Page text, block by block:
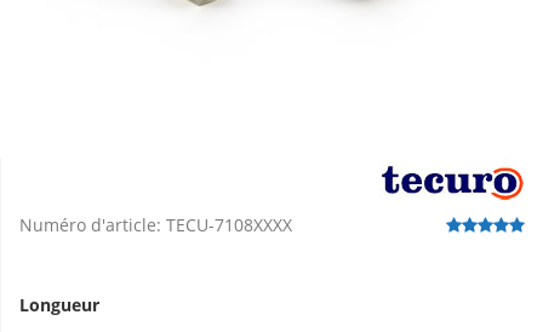
Numéro d'article: TECU-7108XXXX
Longueur